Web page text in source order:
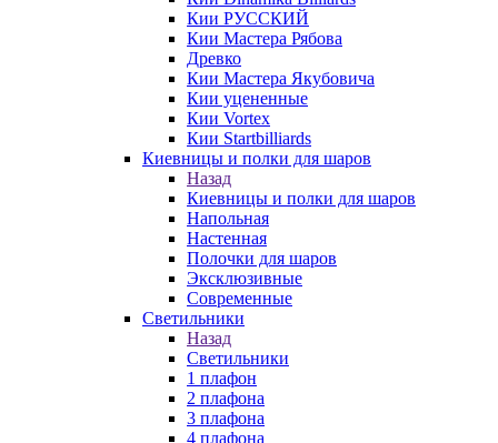
Кии РУССКИЙ
Кии Мастера Рябова
Древко
Кии Мастера Якубовича
Кии уцененные
Кии Vortex
Кии Startbilliards
Киевницы и полки для шаров
Назад
Киевницы и полки для шаров
Напольная
Настенная
Полочки для шаров
Эксклюзивные
Современные
Светильники
Назад
Светильники
1 плафон
2 плафона
3 плафона
4 плафона